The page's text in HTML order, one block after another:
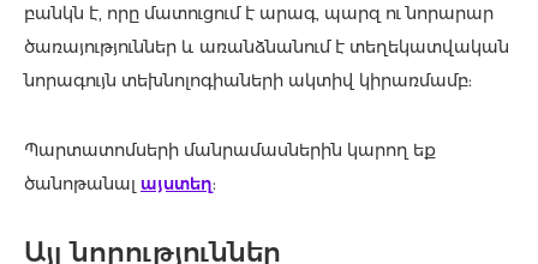
բանկն է, որը մատուցում է արագ, պարզ ու նորարար
ծառայություններ և առանձնանում է տեղեկատվական
նորագույն տեխնոլոգիաների ակտիվ կիրառմամբ:
Պարտատոմսերի մանրամասներին կարող եք
ծանոթանալ այստեղ:
Այլ նորություններ